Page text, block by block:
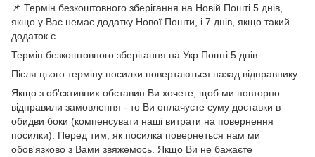
📌 Термін безкоштовного зберігання на Новій Пошті 5 днів,
якщо у Вас немає додатку Нової Пошти, і 7 днів, якщо такий
додаток є.
Термін безкоштовного зберігання на Укр Пошті 5 днів.
Після цього терміну посилки повертаються назад відправнику.
Якщо з об'єктивних обставин Ви хочете, щоб ми повторно
відправили замовлення - то Ви оплачуєте суму доставки в
обидви боки (компенсувати наші витрати на повернення
посилки). Перед тим, як посилка повернеться нам ми
обов'язково з Вами звяжемось. Якщо Ви не бажаєте